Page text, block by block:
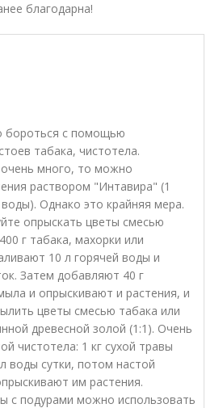
благодарна!
бороться с помощью
табака, чистотела.
очень много, то можно
раствором "Интавира" (1
Однако это крайняя мера.
опрыскать цветы смесью
г табака, махорки или
10 л горячей воды и
Затем добавляют 40 г
и опрыскивают и растения, и
цветы смесью табака или
древесной золой (1:1). Очень
чистотела: 1 кг сухой травы
воды сутки, потом настой
им растения.
с подурами можно использовать